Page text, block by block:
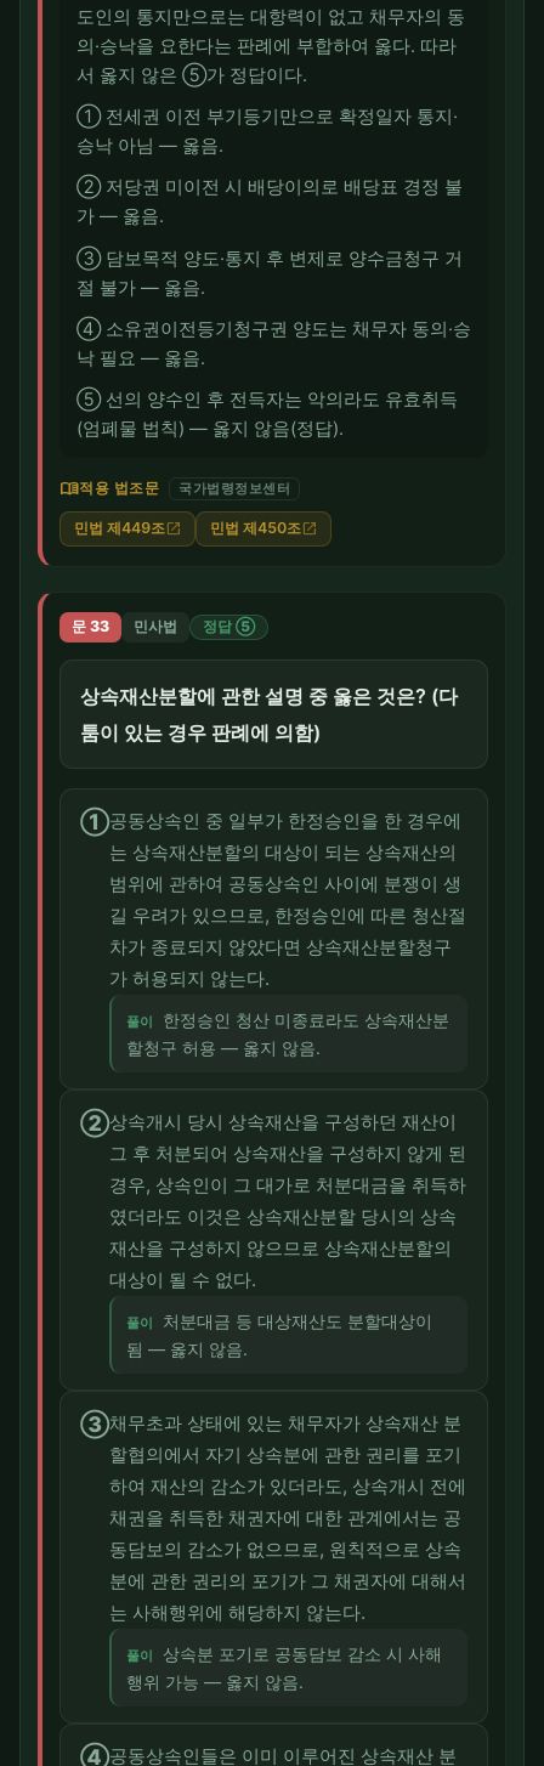
도인의 통지만으로는 대항력이 없고 채무자의 동
의·승낙을 요한다는 판례에 부합하여 옳다. 따라
서 옳지 않은 ⑤가 정답이다.
① 전세권 이전 부기등기만으로 확정일자 통지·
승낙 아님 — 옳음.
② 저당권 미이전 시 배당이의로 배당표 경정 불
가 — 옳음.
③ 담보목적 양도·통지 후 변제로 양수금청구 거
절 불가 — 옳음.
④ 소유권이전등기청구권 양도는 채무자 동의·승
낙 필요 — 옳음.
⑤ 선의 양수인 후 전득자는 악의라도 유효취득
(엄폐물 법칙) — 옳지 않음(정답).
menu_book적용 법조문 국가법령정보센터
민법 제449조 open_in_new 민법 제450조 open_in_new
문 33 민사법 정답 ⑤
상속재산분할에 관한 설명 중 옳은 것은? (다
툼이 있는 경우 판례에 의함)
①공동상속인 중 일부가 한정승인을 한 경우에
는 상속재산분할의 대상이 되는 상속재산의
범위에 관하여 공동상속인 사이에 분쟁이 생
길 우려가 있으므로, 한정승인에 따른 청산절
차가 종료되지 않았다면 상속재산분할청구
가 허용되지 않는다.
풀이
한정승인 청산 미종료라도 상속재산분
할청구 허용 — 옳지 않음.
②상속개시 당시 상속재산을 구성하던 재산이
그 후 처분되어 상속재산을 구성하지 않게 된
경우, 상속인이 그 대가로 처분대금을 취득하
였더라도 이것은 상속재산분할 당시의 상속
재산을 구성하지 않으므로 상속재산분할의
대상이 될 수 없다.
풀이
처분대금 등 대상재산도 분할대상이
됨 — 옳지 않음.
③채무초과 상태에 있는 채무자가 상속재산 분
할협의에서 자기 상속분에 관한 권리를 포기
하여 재산의 감소가 있더라도, 상속개시 전에
채권을 취득한 채권자에 대한 관계에서는 공
동담보의 감소가 없으므로, 원칙적으로 상속
분에 관한 권리의 포기가 그 채권자에 대해서
는 사해행위에 해당하지 않는다.
풀이
상속분 포기로 공동담보 감소 시 사해
행위 가능 — 옳지 않음.
④공동상속인들은 이미 이루어진 상속재산 분